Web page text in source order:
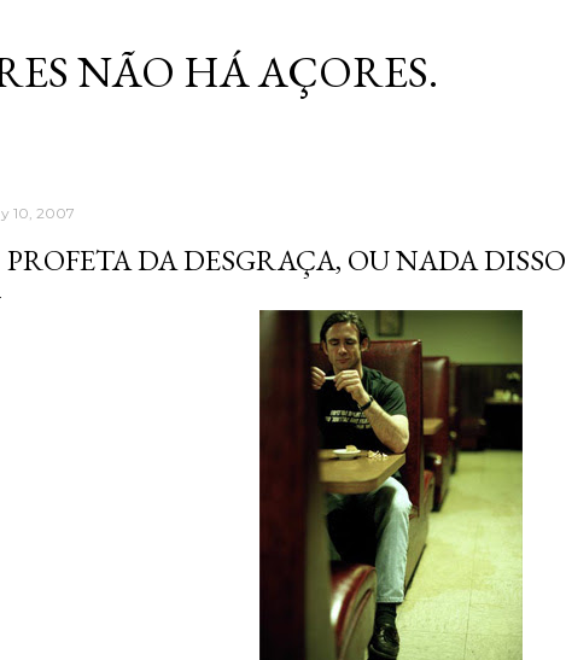
NÃO HÁ AÇORES.
10, 2007
PROFETA DA DESGRAÇA, OU NADA DISSO